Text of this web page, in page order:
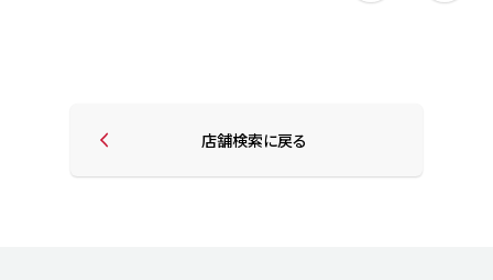
店舗検索に戻る